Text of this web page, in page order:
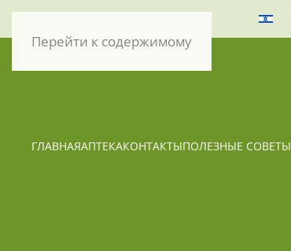
Перейти к содержимому
ГЛАВНАЯАПТЕКАКОНТАКТЫПОЛЕЗНЫЕ СОВЕТЫ